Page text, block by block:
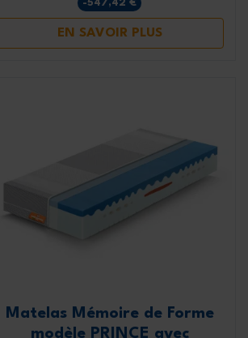
-547,42 €
EN SAVOIR PLUS
Matelas Mémoire de Forme
modèle PRINCE avec